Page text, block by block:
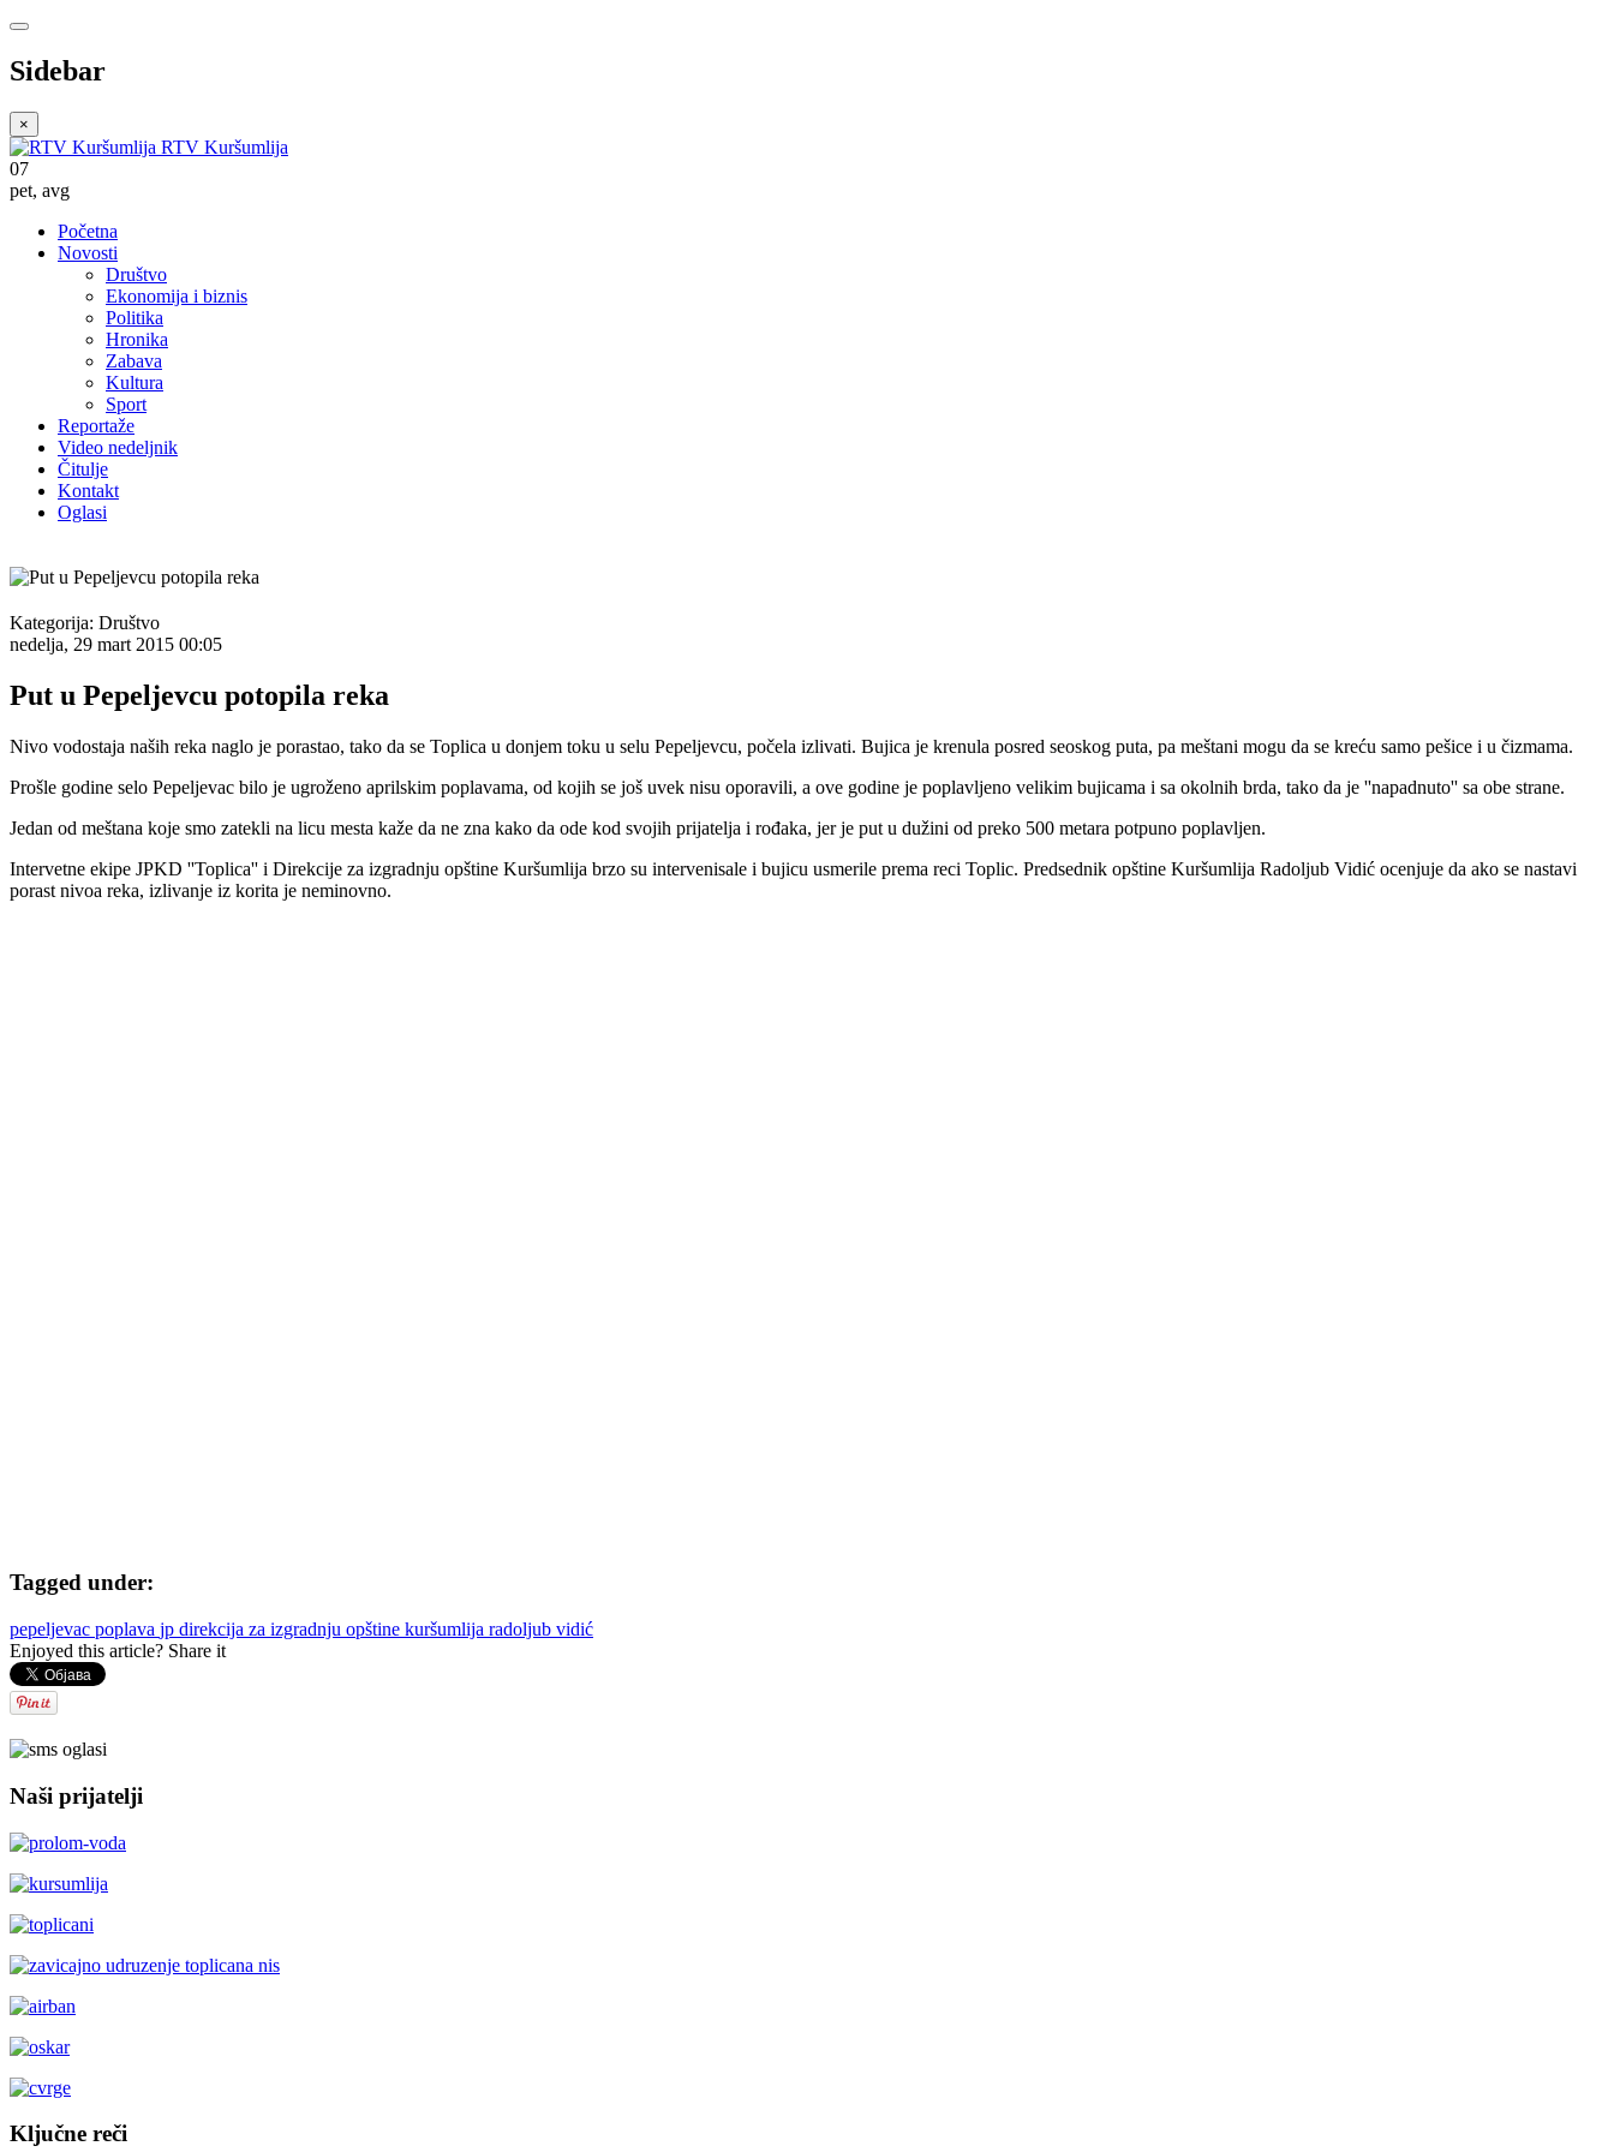
Sidebar
×
RTV Kuršumlija
07
pet, avg
Početna
Novosti
Društvo
Ekonomija i biznis
Politika
Hronika
Zabava
Kultura
Sport
Reportaže
Video nedeljnik
Čitulje
Kontakt
Oglasi
Kategorija: Društvo
nedelja, 29 mart 2015 00:05
Put u Pepeljevcu potopila reka
Nivo vodostaja naših reka naglo je porastao, tako da se Toplica u donjem toku u selu Pepeljevcu, počela izlivati. Bujica je krenula posred seoskog puta, pa meštani mogu da se kreću samo pešice i u čizmama.
Prošle godine selo Pepeljevac bilo je ugroženo aprilskim poplavama, od kojih se još uvek nisu oporavili, a ove godine je poplavljeno velikim bujicama i sa okolnih brda, tako da je ''napadnuto'' sa obe strane.
Jedan od meštana koje smo zatekli na licu mesta kaže da ne zna kako da ode kod svojih prijatelja i rođaka, jer je put u dužini od preko 500 metara potpuno poplavljen.
Intervetne ekipe JPKD ''Toplica'' i Direkcije za izgradnju opštine Kuršumlija brzo su intervenisale i bujicu usmerile prema reci Toplic. Predsednik opštine Kuršumlija Radoljub Vidić ocenjuje da ako se nastavi
porast nivoa reka, izlivanje iz korita je neminovno.
Tagged under:
pepeljevac poplava jp direkcija za izgradnju opštine kuršumlija radoljub vidić
Enjoyed this article? Share it
Naši prijatelji
Ključne reči